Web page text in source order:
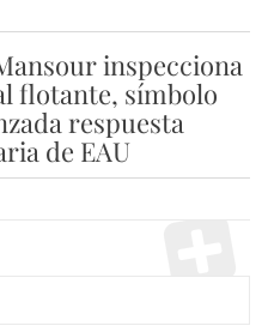
inspecciona
flotante, símbolo
respuesta
de EAU